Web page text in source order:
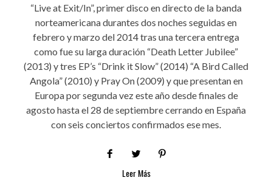
“Live at Exit/In”, primer disco en directo de la banda
norteamericana durantes dos noches seguidas en
febrero y marzo del 2014 tras una tercera entrega
como fue su larga duración “Death Letter Jubilee”
(2013) y tres EP’s “Drink it Slow” (2014) “A Bird Called
Angola” (2010) y Pray On (2009) y que presentan en
Europa por segunda vez este año desde finales de
agosto hasta el 28 de septiembre cerrando en España
con seis conciertos confirmados ese mes.
Leer Más